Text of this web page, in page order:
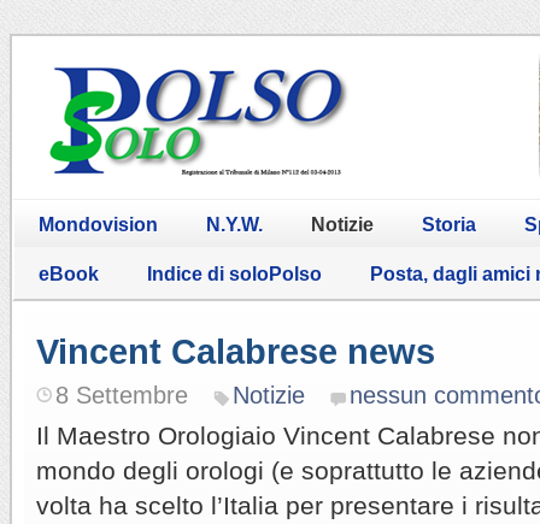
Mondovision N.Y.W. Notizie Storia
eBook Indice di soloPolso Posta, dagli amici
Vincent Calabrese news
8 Settembre Notizie nessun
Il Maestro Orologiaio Vincent Calabrese
mondo degli orologi (e soprattutto le
volta ha scelto l’Italia per presentare i